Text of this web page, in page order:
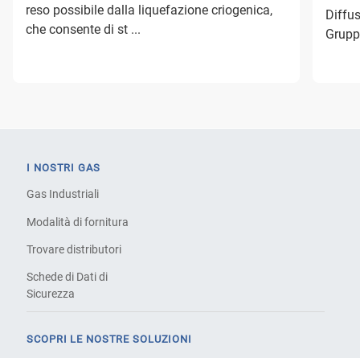
reso possibile dalla liquefazione criogenica,
che consente di st ...
I NOSTRI GAS
Gas Industriali
Modalità di fornitura
Trovare distributori
Schede di Dati di
Sicurezza
SCOPRI LE NOSTRE SOLUZIONI